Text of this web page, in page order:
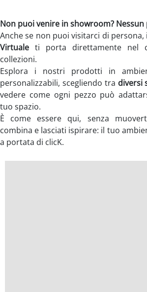
Non puoi venire in showroom?
Anche se non puoi visitarci di
Virtuale ti porta direttamente nel
collezioni.
Esplora i nostri prodotti in
personalizzabili, scegliendo tra diversi
vedere come ogni pezzo può
tuo spazio.
È come essere qui, senza
combina e lasciati ispirare: il tuo
a portata di clicK.